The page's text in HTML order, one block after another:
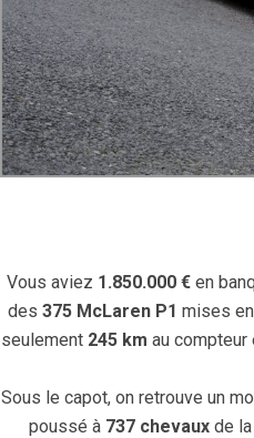
Vous aviez 1.850.000 € en
des 375 McLaren P1 mises
seulement 245 km au compteur
Sous le capot, on retrouve un
poussé à 737 chevaux de